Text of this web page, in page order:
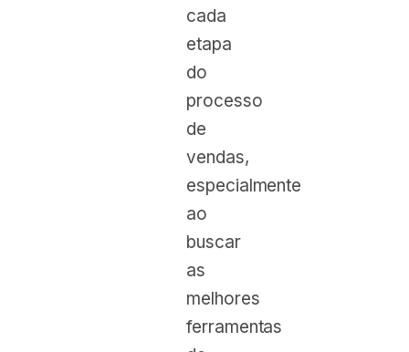
cada
etapa
do
processo
de
vendas,
especialmente
ao
buscar
as
melhores
ferramentas